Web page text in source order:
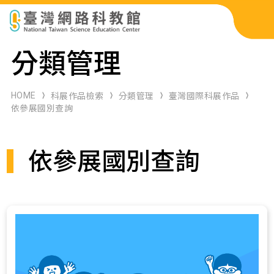
科展作品檢索
科學研習月刊
關於本站 網站導覽
分類管理
HOME 科展作品檢索 分類管理
臺灣國際科展作品
依參展國別查詢
依參展國別查詢